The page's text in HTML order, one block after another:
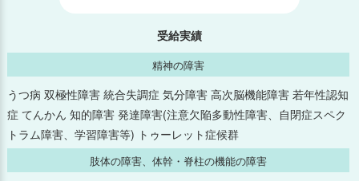
2025年5月
2025年4月
受給実績
精神の障害
うつ病 双極性障害 統合失調症 気分障害 高次脳機能障害 若年性認知
症 てんかん 知的障害 発達障害(注意欠陥多動性障害、自閉症スペク
トラム障害、学習障害等) トゥーレット症候群
肢体の障害、体幹・脊柱の機能の障害